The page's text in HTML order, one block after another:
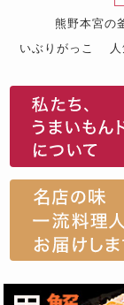
熊野本宮の
いぶりがっこ